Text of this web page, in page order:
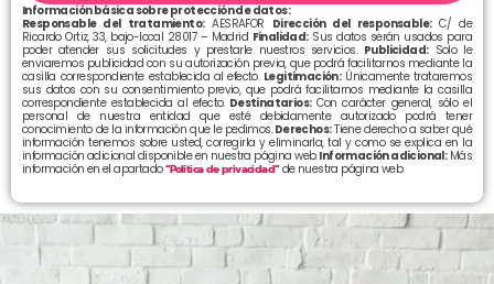
Información básica sobre protección de datos:
Responsable del tratamiento:AESRAFOR Dirección del responsable:C/ de
Ricardo Ortiz, 33, bajo-local 28017 – Madrid Finalidad:Sus datos serán usados para
poder atender sus solicitudes y prestarle nuestros servicios. Publicidad:Solo le
enviaremos publicidad con su autorización previa, que podrá facilitarnos mediante la
casilla correspondiente establecida al efecto. Legitimación:Únicamente trataremos
sus datos con su consentimiento previo, que podrá facilitarnos mediante la casilla
correspondiente establecida al efecto.Destinatarios:Con carácter general, sólo el
personal de nuestra entidad que esté debidamente autorizado podrá tener
conocimiento de la información que le pedimos.Derechos:Tiene derecho a saber qué
información tenemos sobre usted, corregirla y eliminarla, tal y como se explica en la
información adicional disponible en nuestra página web.Información adicional:Más
información en el apartado“Política de privacidad”de nuestra página web